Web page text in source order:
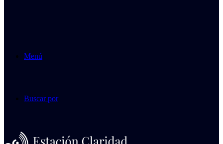
Menú
Buscar por